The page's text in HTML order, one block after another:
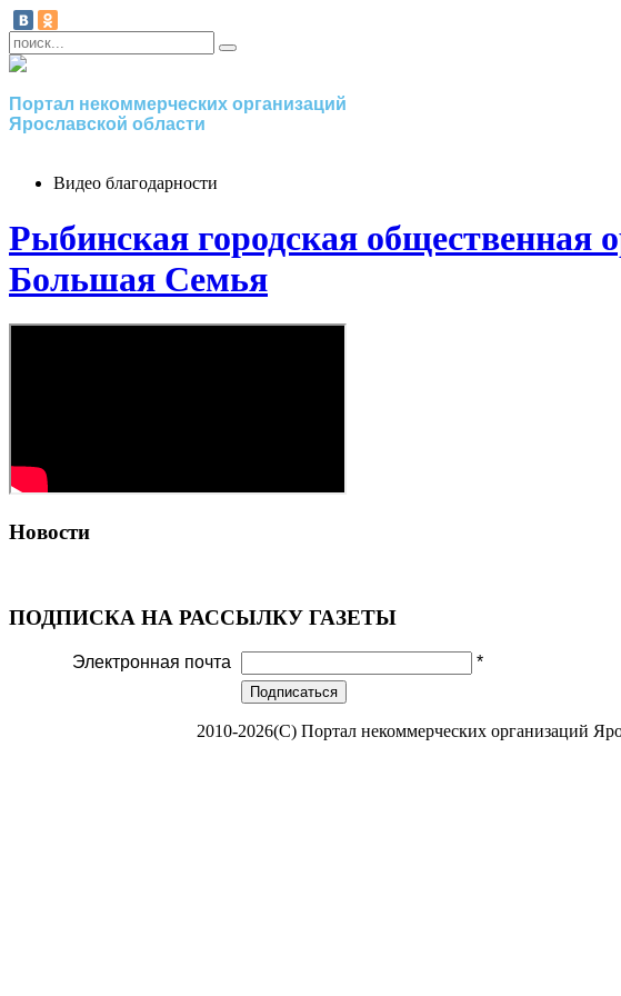
Портал некоммерческих организаций
Ярославской области
Видео благодарности
Рыбинская городская общественная
Большая Семья
Новости
ПОДПИСКА НА РАССЫЛКУ ГАЗЕТЫ
Электронная почта *
Подписаться
2010-2026(С) Портал некоммерческих организаций